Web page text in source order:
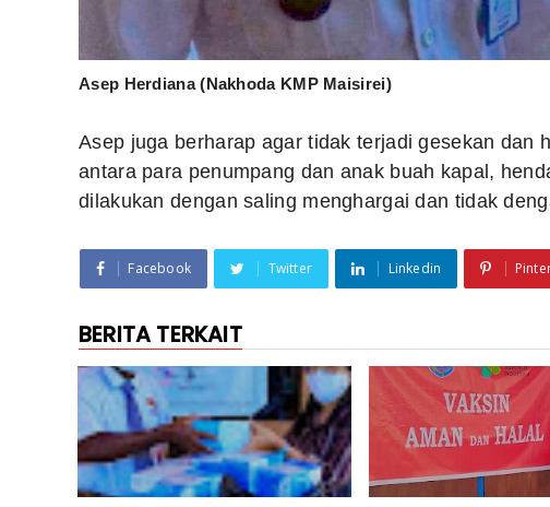
Asep Herdiana (Nakhoda KMP Maisirei)
Asep juga berharap agar tidak terjadi gesekan dan
antara para penumpang dan anak buah kapal,
dilakukan dengan saling menghargai dan tidak
Facebook Twitter Linkedin
BERITA TERKAIT